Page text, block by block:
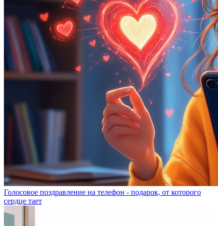
Голосовое поздравление на телефон - подарок, от которого
сердце тает